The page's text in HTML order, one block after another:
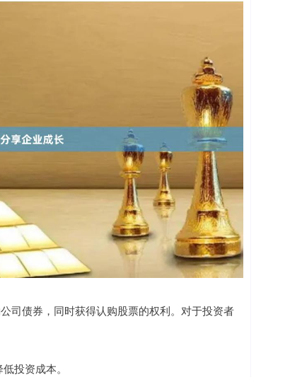
司债券，同时获得认购股票的权利。对于投资者
投资成本。